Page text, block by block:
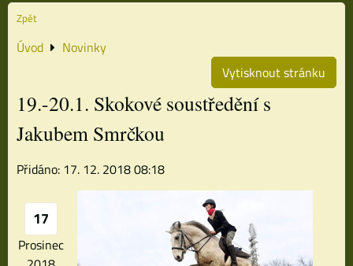
Zpět
Úvod
Novinky
Vytisknout stránku
19.-20.1. Skokové soustředění s
Jakubem Smrčkou
Přidáno: 17. 12. 2018 08:18
17
Prosinec